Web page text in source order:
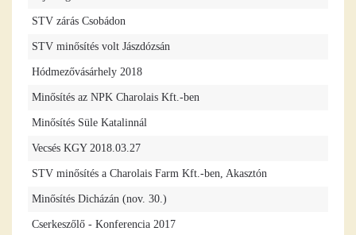
STV zárás Csobádon
STV minősítés volt Jászdózsán
Hódmezővásárhely 2018
Minősítés az NPK Charolais Kft.-ben
Minősítés Süle Katalinnál
Vecsés KGY 2018.03.27
STV minősítés a Charolais Farm Kft.-ben, Akasztón
Minősítés Dicházán (nov. 30.)
Cserkeszőlő - Konferencia 2017